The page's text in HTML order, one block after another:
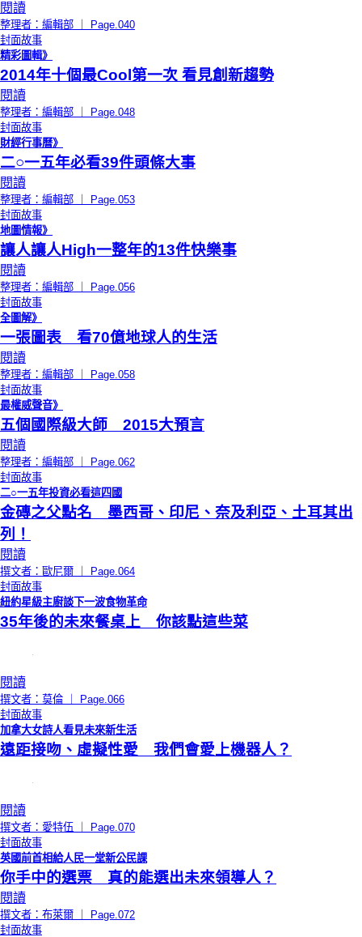
閱讀
整理者：編輯部 ｜ Page.040
封面故事
精彩圖輯》
2014年十個最Cool第一次 看見創新趨勢
閱讀
整理者：編輯部 ｜ Page.048
封面故事
財經行事曆》
二○一五年必看39件頭條大事
閱讀
整理者：編輯部 ｜ Page.053
封面故事
地圖情報》
讓人讓人High一整年的13件快樂事
閱讀
整理者：編輯部 ｜ Page.056
封面故事
全圖解》
一張圖表 看70億地球人的生活
閱讀
整理者：編輯部 ｜ Page.058
封面故事
最權威聲音》
五個國際級大師 2015大預言
閱讀
整理者：編輯部 ｜ Page.062
封面故事
二○一五年投資必看這四國
金磚之父點名 墨西哥、印尼、奈及利亞、土耳其出
列！
閱讀
撰文者：歐尼爾 ｜ Page.064
封面故事
紐約星級主廚談下一波食物革命
35年後的未來餐桌上 你該點這些菜
閱讀
撰文者：莫倫 ｜ Page.066
封面故事
加拿大女詩人看見未來新生活
遠距接吻、虛擬性愛 我們會愛上機器人？
閱讀
撰文者：愛特伍 ｜ Page.070
封面故事
英國前首相給人民一堂新公民課
你手中的選票 真的能選出未來領導人？
閱讀
撰文者：布萊爾 ｜ Page.072
封面故事